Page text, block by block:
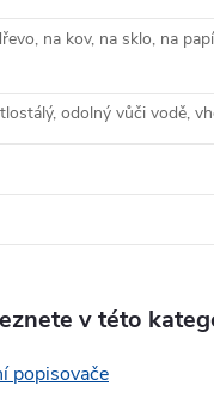
na kov, na sklo, na
odolný vůči vodě,
v této
popisovače